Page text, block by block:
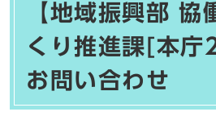
【地域振興部 協
くり推進課[本庁
お問い合わせ